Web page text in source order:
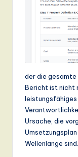
der die gesamte
Bericht ist nicht
leistungsfähiges
Ursache, die
Wellenlänge sind.